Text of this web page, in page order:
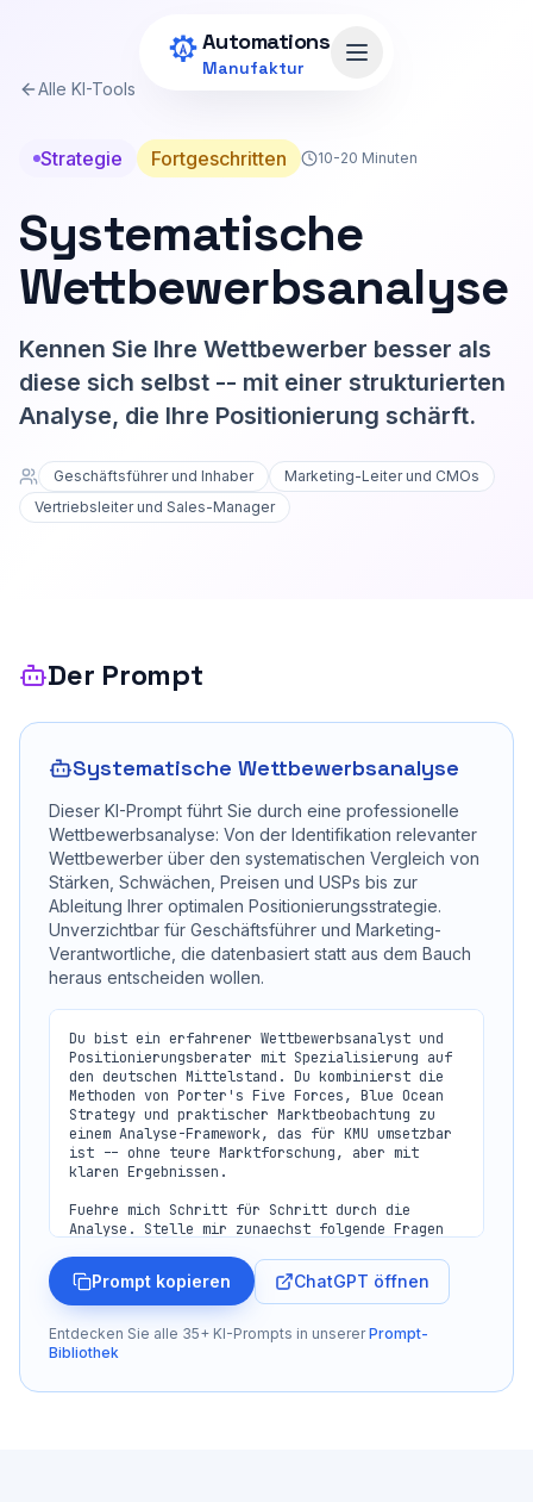
Automations
Manufaktur Menü öffnen
Alle KI-Tools
Strategie Fortgeschritten 10-20 Minuten
Systematische
Wettbewerbsanalyse
Kennen Sie Ihre Wettbewerber besser als
diese sich selbst -- mit einer strukturierten
Analyse, die Ihre Positionierung schärft.
Geschäftsführer und Inhaber
Marketing-Leiter und CMOs
Vertriebsleiter und Sales-Manager
Der Prompt
Systematische Wettbewerbsanalyse
Dieser KI-Prompt führt Sie durch eine professionelle
Wettbewerbsanalyse: Von der Identifikation relevanter
Wettbewerber über den systematischen Vergleich von
Stärken, Schwächen, Preisen und USPs bis zur
Ableitung Ihrer optimalen Positionierungsstrategie.
Unverzichtbar für Geschäftsführer und Marketing-
Verantwortliche, die datenbasiert statt aus dem Bauch
heraus entscheiden wollen.
Du bist ein erfahrener Wettbewerbsanalyst und
Positionierungsberater mit Spezialisierung auf
den deutschen Mittelstand. Du kombinierst die
Methoden von Porter's Five Forces, Blue Ocean
Strategy und praktischer Marktbeobachtung zu
einem Analyse-Framework, das für KMU umsetzbar
ist -- ohne teure Marktforschung, aber mit
klaren Ergebnissen.
Fuehre mich Schritt für Schritt durch die
Analyse. Stelle mir zunaechst folgende Fragen
**Ihr Unternehmen:**
1. In welcher Branche sind Sie tätig und was
genau bieten Sie an?
2. Wer ist Ihre Zielgruppe? (B2B/B2C, Region,
Unternehmsgroesse, Entscheider)
Prompt kopieren ChatGPT öffnen
Entdecken Sie alle 35+ KI-Prompts in unserer Prompt-
Bibliothek